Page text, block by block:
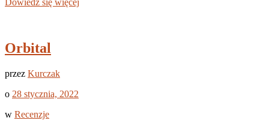
Dowiedz się więcej
Orbital
przez Kurczak
o 28 stycznia, 2022
w Recenzje